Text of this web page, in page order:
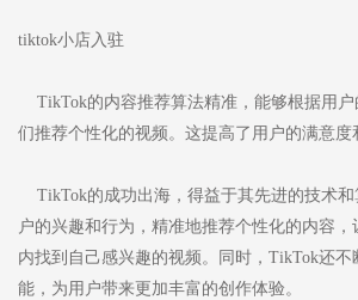
tiktok小店入驻
TikTok的内容推荐算法精准，能够根据用户
们推荐个性化的视频。这提高了用户的满意度
TikTok的成功出海，得益于其先进的技术和
户的兴趣和行为，精准地推荐个性化的内容
内找到自己感兴趣的视频。同时，TikTok还不
能，为用户带来更加丰富的创作体验。